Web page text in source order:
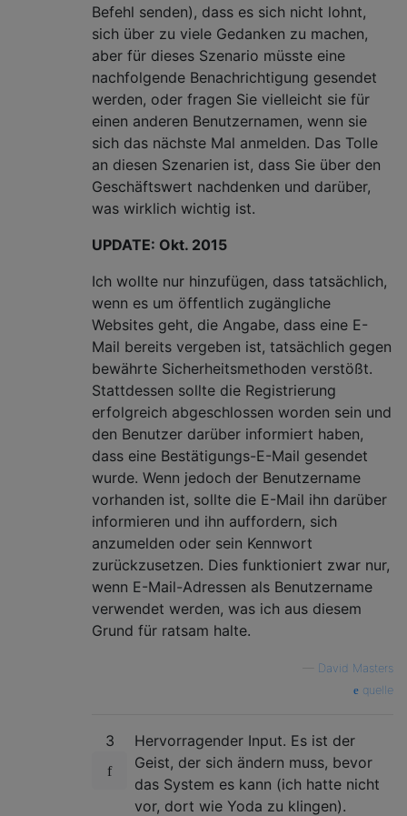
Befehl senden), dass es sich nicht lohnt,
sich über zu viele Gedanken zu machen,
aber für dieses Szenario müsste eine
nachfolgende Benachrichtigung gesendet
werden, oder fragen Sie vielleicht sie für
einen anderen Benutzernamen, wenn sie
sich das nächste Mal anmelden. Das Tolle
an diesen Szenarien ist, dass Sie über den
Geschäftswert nachdenken und darüber,
was wirklich wichtig ist.
UPDATE: Okt. 2015
Ich wollte nur hinzufügen, dass tatsächlich,
wenn es um öffentlich zugängliche
Websites geht, die Angabe, dass eine E-
Mail bereits vergeben ist, tatsächlich gegen
bewährte Sicherheitsmethoden verstößt.
Stattdessen sollte die Registrierung
erfolgreich abgeschlossen worden sein und
den Benutzer darüber informiert haben,
dass eine Bestätigungs-E-Mail gesendet
wurde. Wenn jedoch der Benutzername
vorhanden ist, sollte die E-Mail ihn darüber
informieren und ihn auffordern, sich
anzumelden oder sein Kennwort
zurückzusetzen. Dies funktioniert zwar nur,
wenn E-Mail-Adressen als Benutzername
verwendet werden, was ich aus diesem
Grund für ratsam halte.
David Masters
quelle
3
Hervorragender Input. Es ist der
Geist, der sich ändern muss, bevor
das System es kann (ich hatte nicht
vor, dort wie Yoda zu klingen).